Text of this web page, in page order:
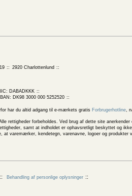
2920 Charlottenlund
DABADKKK
IBAN: DK98 3000 000 5252520
har du altid adgang til e-mærkets gratis Forbrugerhotline,
rettigheder forbeholdes. Ved brug af dette site
samt at indholdet er ophavsretligt beskyttet og
at varemærker, kendetegn, varenavne, logoer og
Behandling af personlige oplysninger